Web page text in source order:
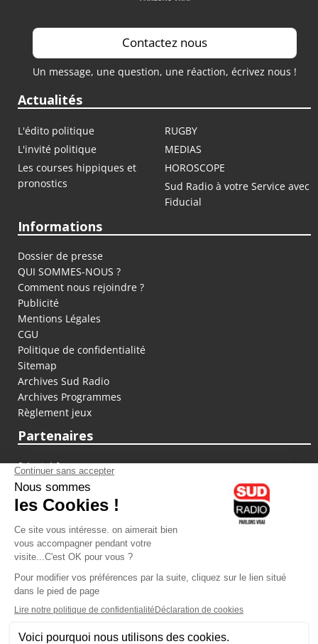
Contactez nous
Un message, une question, une réaction, écrivez nous !
Actualités
L'édito politique
RUGBY
L'invité politique
MEDIAS
Les courses hippiques et
pronostics
HOROSCOPE
Sud Radio à votre Service avec
Fiducial
Informations
Dossier de presse
QUI SOMMES-NOUS ?
Comment nous rejoindre ?
Publicité
Mentions Légales
CGU
Politique de confidentialité
Sitemap
Archives Sud Radio
Archives Programmes
Règlement jeux
Partenaires
fiducial.fr
lyoncapitale.fr
olympique-et-lyonnais.com
L'application Iphone / Android
Téléchargez l'application
Les cookies
Gestion des cookies